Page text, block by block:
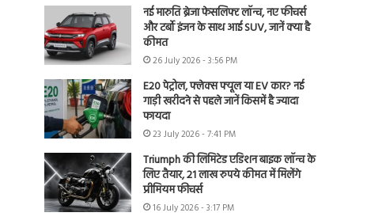
नई मारुति ब्रेजा फेसलिफ्ट लॉन्च, नए फीचर्स
और टर्बो इंजन के साथ आई SUV, जानें क्या है
कीमत
26 July 2026 - 3:56 PM
E20 पेट्रोल, फ्लेक्स फ्यूल या EV कार? नई
गाड़ी खरीदने से पहले जानें किसमें है ज्यादा
फायदा
23 July 2026 - 7:41 PM
Triumph की लिमिटेड एडिशन बाइक लॉन्च के
लिए तैयार, 21 लाख रुपये कीमत में मिलेंगे
प्रीमियम फीचर्स
16 July 2026 - 3:17 PM